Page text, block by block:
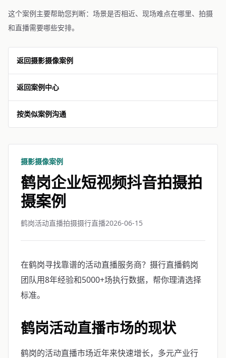
这个案例主要帮助您判断：场景是否相近、现场难点在哪里、拍摄
和直播需要哪些安排。
返回摄影摄像案例
返回案例中心
按类似案例沟通
摄影摄像案例
鹤岗企业短视频抖音拍摄拍
摄案例
鹤岗活动直播拍摄摄行直播2026-06-15
在鹤岗寻找靠谱的活动直播服务商？摄行直播鹤岗
团队用8年经验和5000+场执行数据，帮你理清选择
标准。
鹤岗活动直播市场的现状
鹤岗的活动直播市场近年来快速增长，多元产业行